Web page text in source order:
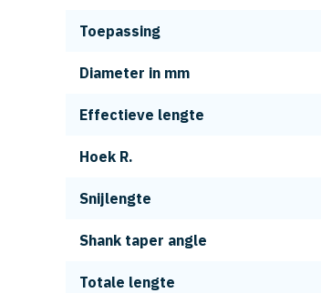
Toepassing
Diameter in mm
Effectieve lengte
Hoek R.
Snijlengte
Shank taper angle
Totale lengte